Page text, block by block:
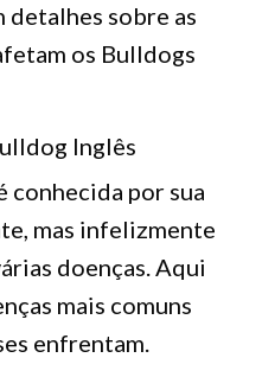
detalhes sobre as
os Bulldogs
Inglês
conhecida por sua
mas infelizmente
doenças. Aqui
mais comuns
enfrentam.